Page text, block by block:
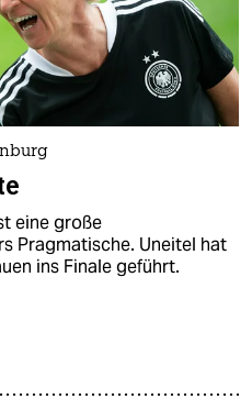
eine große
Pragmatische. Uneitel hat
ins Finale geführt.